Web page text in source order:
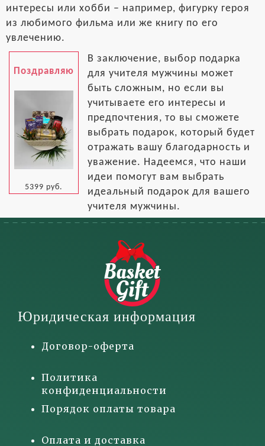
интересы или хобби – например, фигурку героя
из любимого фильма или же книгу по его
увлечению.
Поздравляю
5399 руб.
В заключение, выбор подарка
для учителя мужчины может
быть сложным, но если вы
учитываете его интересы и
предпочтения, то вы сможете
выбрать подарок, который будет
отражать вашу благодарность и
уважение. Надеемся, что наши
идеи помогут вам выбрать
идеальный подарок для вашего
учителя мужчины.
Юридическая информация
Договор-оферта
Политика
конфиденциальности
Порядок оплаты товара
Оплата и доставка